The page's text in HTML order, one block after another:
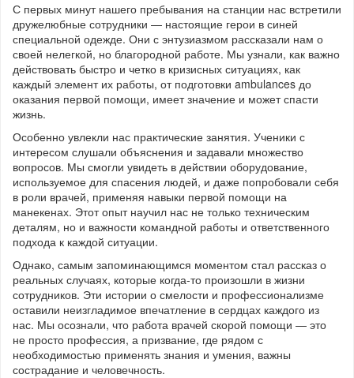
С первых минут нашего пребывания на станции нас встретили
дружелюбные сотрудники — настоящие герои в синей
специальной одежде. Они с энтузиазмом рассказали нам о
своей нелегкой, но благородной работе. Мы узнали, как важно
действовать быстро и четко в кризисных ситуациях, как
каждый элемент их работы, от подготовки ambulances до
оказания первой помощи, имеет значение и может спасти
жизнь.
Особенно увлекли нас практические занятия. Ученики с
интересом слушали объяснения и задавали множество
вопросов. Мы смогли увидеть в действии оборудование,
используемое для спасения людей, и даже попробовали себя
в роли врачей, применяя навыки первой помощи на
манекенах. Этот опыт научил нас не только техническим
деталям, но и важности командной работы и ответственного
подхода к каждой ситуации.
Однако, самым запоминающимся моментом стал рассказ о
реальных случаях, которые когда-то произошли в жизни
сотрудников. Эти истории о смелости и профессионализме
оставили неизгладимое впечатление в сердцах каждого из
нас. Мы осознали, что работа врачей скорой помощи — это
не просто профессия, а призвание, где рядом с
необходимостью применять знания и умения, важны
сострадание и человечность.